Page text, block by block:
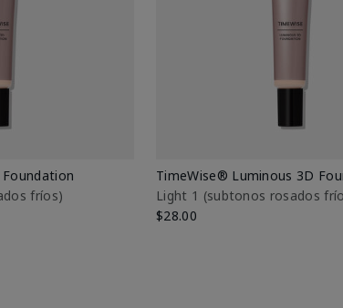
fríos)
TimeWise® Luminous 3D
Light 1​ (subtonos rosados
$28.00